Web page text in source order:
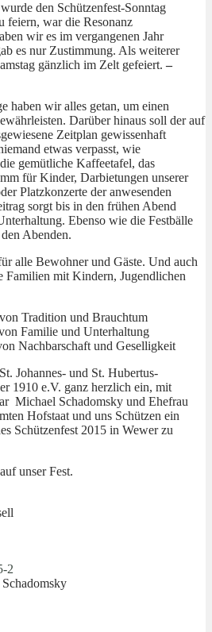
den Schützenfest-Sonntag
feiern, war die Resonanz
wir es im vergangenen Jahr
es nur Zustimmung. Als weiterer
gänzlich im Zelt gefeiert.–
haben wir alles getan, um einen
Darüber hinaus soll der auf
Zeitplan gewissenhaft
etwas verpasst, wie
gemütliche Kaffeetafel, das
für Kinder, Darbietungen unserer
Platzkonzerte der anwesenden
sorgt bis in den frühen Abend
Ebenso wie die Festbälle
Abenden.
alle Bewohner und Gäste. Und auch
Familien mit Kindern, Jugendlichen
Tradition und Brauchtum
Familie und Unterhaltung
Nachbarschaft und Geselligkeit
Johannes- und St. Hubertus-
1910 e.V. ganz herzlich ein, mit
Michael Schadomsky und Ehefrau
Hofstaat und uns Schützen ein
Schützenfest 2015 in Wewer zu
unser Fest.